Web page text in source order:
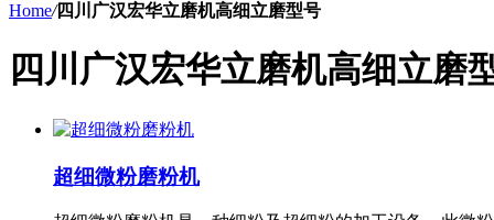
Home/四川广汉宏华立磨机高细立磨型号
四川广汉宏华立磨机高细立磨
超细微粉磨粉机